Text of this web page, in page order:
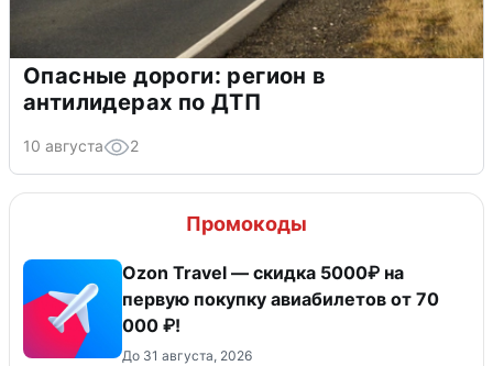
Опасные дороги: регион в
антилидерах по ДТП
10 августа 2
Промокоды
Ozon Travel — скидка 5000₽ на
первую покупку авиабилетов от 70
000 ₽!
До 31 августа, 2026